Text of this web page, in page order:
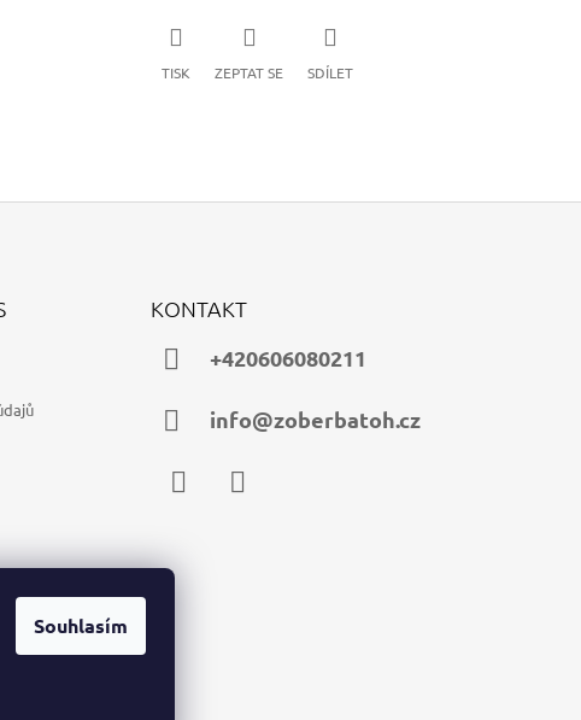
Souhlasím
TISK ZEPTAT SE SDÍLET
KONTAKT
+420606080211
info@zoberbatoh.cz